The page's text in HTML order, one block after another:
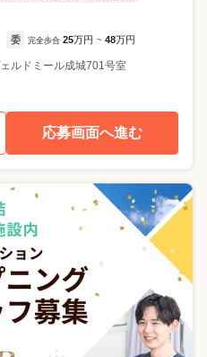
委 完全歩合 25万円 ~ 48万円
ルドミール成城701号室
応募画面へ進む